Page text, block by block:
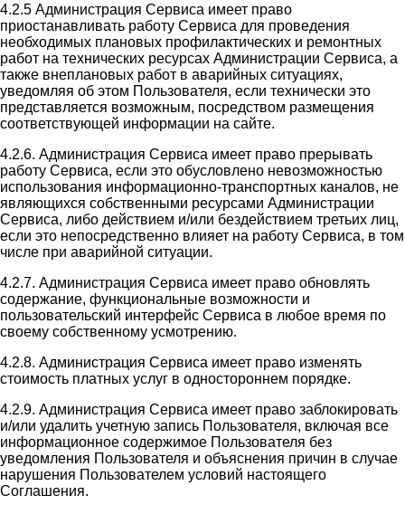
4.2.5 Администрация Сервиса имеет право
приостанавливать работу Сервиса для проведения
необходимых плановых профилактических и ремонтных
работ на технических ресурсах Администрации Сервиса, а
также внеплановых работ в аварийных ситуациях,
уведомляя об этом Пользователя, если технически это
представляется возможным, посредством размещения
соответствующей информации на сайте.
4.2.6. Администрация Сервиса имеет право прерывать
работу Сервиса, если это обусловлено невозможностью
использования информационно-транспортных каналов, не
являющихся собственными ресурсами Администрации
Сервиса, либо действием и/или бездействием третьих лиц,
если это непосредственно влияет на работу Сервиса, в том
числе при аварийной ситуации.
4.2.7. Администрация Сервиса имеет право обновлять
содержание, функциональные возможности и
пользовательский интерфейс Сервиса в любое время по
своему собственному усмотрению.
4.2.8. Администрация Сервиса имеет право изменять
стоимость платных услуг в одностороннем порядке.
4.2.9. Администрация Сервиса имеет право заблокировать
и/или удалить учетную запись Пользователя, включая все
информационное содержимое Пользователя без
уведомления Пользователя и объяснения причин в случае
нарушения Пользователем условий настоящего
Соглашения.